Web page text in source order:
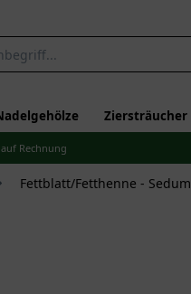
Ziersträucher
Rechnung
Fettblatt/Fetthenne - Sedum